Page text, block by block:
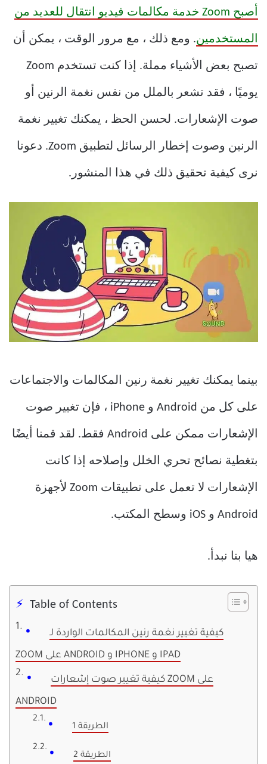
أصبح Zoom خدمة مكالمات فيديو انتقال للعديد من
المستخدمين. ومع ذلك ، مع مرور الوقت ، يمكن أن
تصبح بعض الأشياء مملة. إذا كنت تستخدم Zoom
يوميًا ، فقد تشعر بالملل من نفس نغمة الرنين أو
صوت الإشعارات. لحسن الحظ ، يمكنك تغيير نغمة
الرنين وصوت إخطار الرسائل لتطبيق Zoom. دعونا
نرى كيفية تحقيق ذلك في هذا المنشور.
بينما يمكنك تغيير نغمة رنين المكالمات والاجتماعات
على كل من Android و iPhone ، فإن تغيير صوت
الإشعارات ممكن على Android فقط. لقد قمنا أيضًا
بتغطية نصائح تحري الخلل وإصلاحه إذا كانت
الإشعارات لا تعمل على تطبيقات Zoom لأجهزة
Android و iOS وسطح المكتب.
هيا بنا نبدأ.
Table of Contents
كيفية تغيير نغمة رنين المكالمات الواردة لـ
ZOOM على ANDROID و IPHONE و IPAD
كيفية تغيير صوت إشعارات ZOOM على
ANDROID
الطريقة 1
الطريقة 2